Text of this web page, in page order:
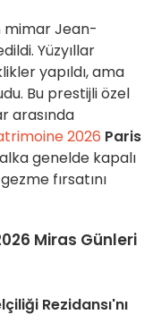
mimar Jean-
Yüzyıllar
yapıldı, ama
Bu prestijli özel
arasında
2026 Paris
genelde kapalı
fırsatını
Miras Günleri
Rezidansı'nı